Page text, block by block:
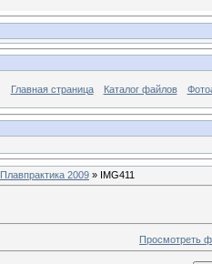
Главная страница Каталог файлов
Плавпрактика 2009 » IMG411
Просмотреть